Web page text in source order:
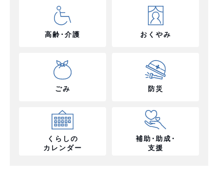
高齢･介護 おくやみ
ごみ 防災
くらしの
カレンダー
補助･助成･
支援